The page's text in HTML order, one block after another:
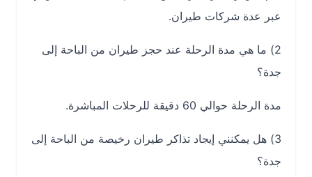
عبر عدة شركات طيران.
2) ما هي مدة الرحلة عند حجز طيران من الباحة إلى
مدة الرحلة حوالي 60 دقيقة للرحلات المباشرة.
3) هل يمكنني إيجاد تذاكر طيران رخيصة من الباحة إلى